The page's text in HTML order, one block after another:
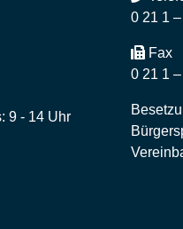
9 - 14 Uhr
0 21 1
Fax
0 21 1